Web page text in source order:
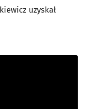
uzyskał